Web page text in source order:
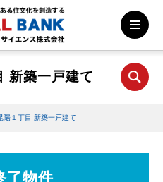
新築一戸建て
陽１丁目 新築一戸建て
了物件